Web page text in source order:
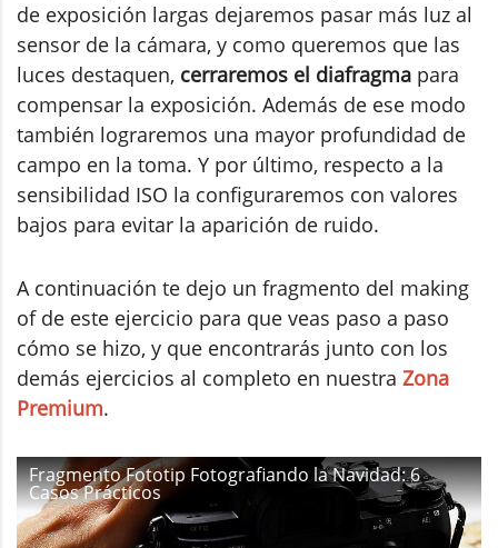
de exposición largas dejaremos pasar más luz al
sensor de la cámara, y como queremos que las
luces destaquen, cerraremos el diafragma para
compensar la exposición. Además de ese modo
también lograremos una mayor profundidad de
campo en la toma. Y por último, respecto a la
sensibilidad ISO la configuraremos con valores
bajos para evitar la aparición de ruido.
A continuación te dejo un fragmento del making
of de este ejercicio para que veas paso a paso
cómo se hizo, y que encontrarás junto con los
demás ejercicios al completo en nuestra Zona
Premium.
Fragmento Fototip Fotografiando la Navidad: 6
Casos Prácticos